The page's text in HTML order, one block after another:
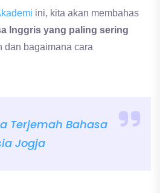
ini, kita akan membahas
Inggris yang paling sering
dan bagaimana cara
Terjemah Bahasa
Jogja